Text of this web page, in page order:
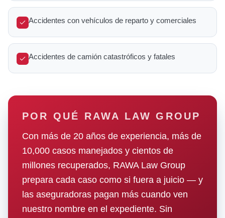
Accidentes con vehículos de reparto y comerciales
Accidentes de camión catastróficos y fatales
POR QUÉ RAWA LAW GROUP
Con más de 20 años de experiencia, más de
10,000 casos manejados y cientos de
millones recuperados, RAWA Law Group
prepara cada caso como si fuera a juicio — y
las aseguradoras pagan más cuando ven
nuestro nombre en el expediente. Sin